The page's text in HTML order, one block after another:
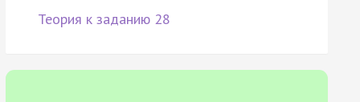
Теория к заданию 28